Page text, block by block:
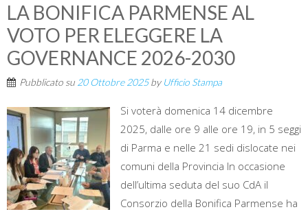
LA BONIFICA PARMENSE AL
VOTO PER ELEGGERE LA
GOVERNANCE 2026-2030
Pubblicato su 20 Ottobre 2025by Ufficio Stampa
Si voterà domenica 14 dicembre
2025, dalle ore 9 alle ore 19, in 5 seggi
di Parma e nelle 21 sedi dislocate nei
comuni della Provincia In occasione
dell’ultima seduta del suo CdA il
Consorzio della Bonifica Parmense ha